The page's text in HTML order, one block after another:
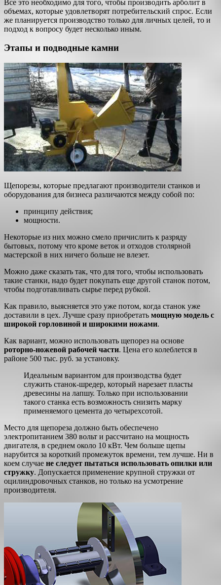
Все это необходимо для того, чтобы производить арболит в
объемах, которые удовлетворят потребительский спрос. Если
же планируется производство только для личных целей, то и
подход к вопросу будет несколько иным.
Этапы и подводные камни
Щепорезы, которые предлагают производители станков и
оборудования для бизнеса различаются между собой по:
принципу действия;
мощности.
Некоторые из них можно смело причислить к разряду
бытовых, потому что кроме веток и отходов столярной
мастерской в них ничего больше не влезет.
Можно даже сказать так, что для того, чтобы использовать
такие станки, надо будет покупать еще другой станок потом,
чтобы подготавливать сырье перед рубкой.
Как правило, выясняется это уже потом, когда станок уже
доставили в цех. Лучше сразу приобретать мощную модель с
широкой горловиной и широкими ножами.
Как вариант, можно использовать щепорез на основе
роторно-ножевой рабочей части. Цена его колеблется в
районе 500 тыс. руб. за установку.
Идеальным вариантом для производства будет
служить станок-шредер, который нарезает пласты
древесины на лапшу. Только при использовании
такого станка есть возможность снизить марку
применяемого цемента до четырехсотой.
Место для щепореза должно быть обеспечено
электропитанием 380 вольт и рассчитано на мощность
двигателя, в среднем около 10 кВт. Чем больше щепы
нарубится за короткий промежуток времени, тем лучше. Ни в
коем случае не следует пытаться использовать опилки или
стружку. Допускается применение крупной стружки от
оцилиндровочных станков, но только на усмотрение
производителя.